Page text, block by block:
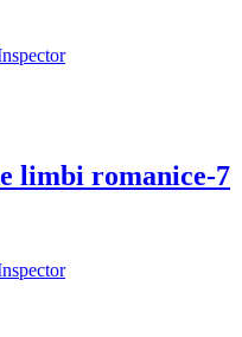
limbi romanice-7